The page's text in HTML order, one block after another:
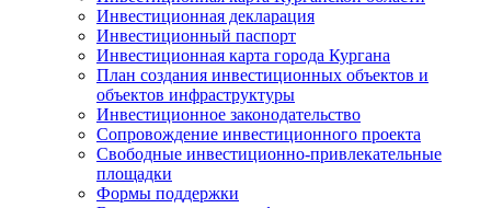
Инвестиционная декларация
Инвестиционный паспорт
Инвестиционная карта города Кургана
План создания инвестиционных объектов и
объектов инфраструктуры
Инвестиционное законодательство
Сопровождение инвестиционного проекта
Свободные инвестиционно-привлекательные
площадки
Формы поддержки